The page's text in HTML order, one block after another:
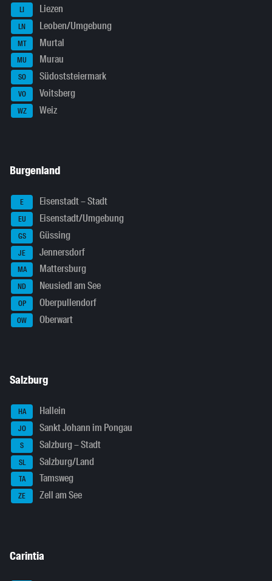
LI Liezen
LN Leoben/Umgebung
MT Murtal
MU Murau
SO Südoststeiermark
VO Voitsberg
WZ Weiz
Burgenland
E Eisenstadt – Stadt
EU Eisenstadt/Umgebung
GS Güssing
JE Jennersdorf
MA Mattersburg
ND Neusiedl am See
OP Oberpullendorf
OW Oberwart
Salzburg
HA Hallein
JO Sankt Johann im Pongau
S Salzburg – Stadt
SL Salzburg/Land
TA Tamsweg
ZE Zell am See
Carintia